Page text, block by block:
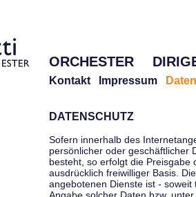
ORCHESTER
Kontakt Impressum
DATENSCHUTZ
Sofern innerhalb des
persönlicher oder geschäftlicher
besteht, so erfolgt die Preisgabe
ausdrücklich freiwilliger Basis.
angebotenen Dienste ist -